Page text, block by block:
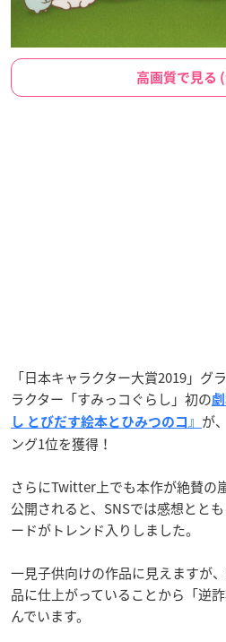
高画質で見る
「日本キャラクター大賞2019」グ
ラクター「すみっコぐらし」初の
し とびだす絵本とひみつのコ』 が
ング1位を獲得！
さらにTwitter上でも本作が絶賛の
公開されると、SNSでは感想とと
ードがトレンド入りしました。
一見子供向けの作品に見えますが
品に仕上がっていることから「逆
んでいます。